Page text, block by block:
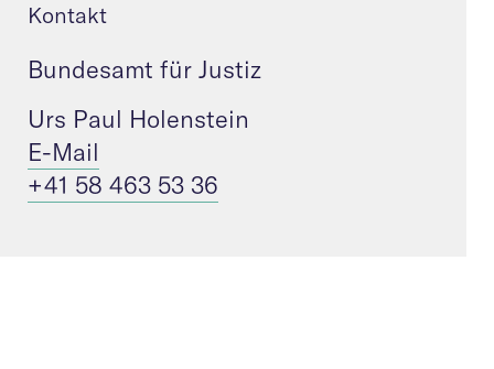
Kontakt
Bundesamt für Justiz
Urs Paul Holenstein
E-Mail
+41 58 463 53 36